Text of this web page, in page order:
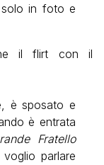
in foto e
il flirt con il
è sposato e
è entrata
Fratello
parlare